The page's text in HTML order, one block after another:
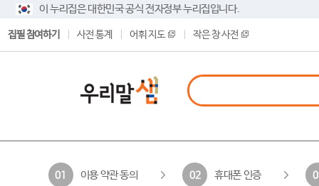
이 누리집은 대한민국 공식 전자정부 누리집입니다.
집필 참여하기 사전 통계 어휘 지도 작은 창 사전
01 이용 약관 동의 02 휴대폰 인증